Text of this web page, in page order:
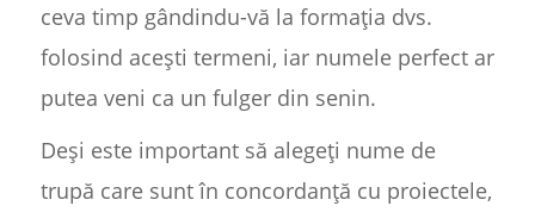
ceva timp gândindu-vă la formația dvs.
folosind acești termeni, iar numele perfect ar
putea veni ca un fulger din senin.
Deși este important să alegeți nume de
trupă care sunt în concordanță cu proiectele,